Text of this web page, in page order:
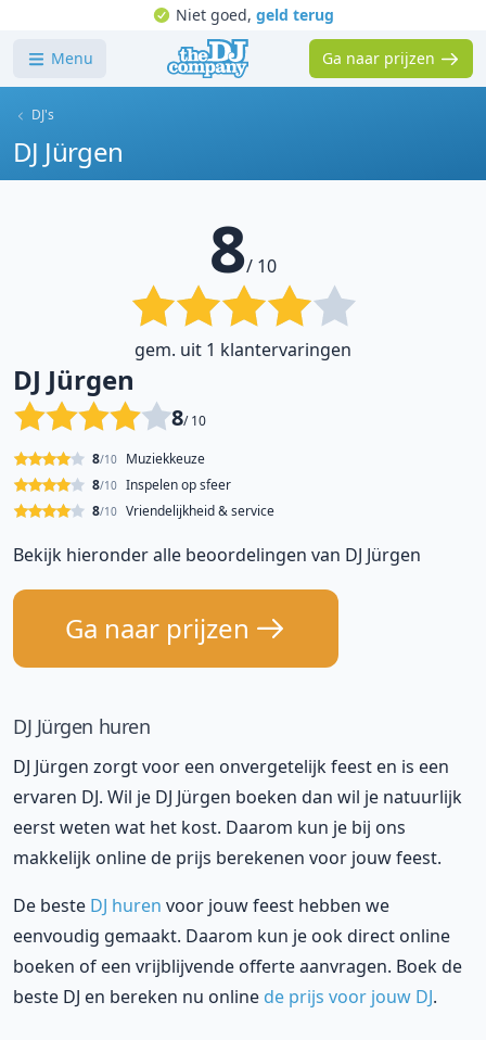
Niet goed, geld terug
Menu Ga naar prijzen
DJ's
DJ Jürgen
8/ 10
gem. uit 1 klantervaringen
DJ Jürgen
8/ 10
Muziekkeuze
8/10
Inspelen op sfeer
8/10
Vriendelijkheid & service
8/10
Bekijk hieronder alle beoordelingen van DJ Jürgen
Ga naar prijzen
DJ Jürgen huren
DJ Jürgen zorgt voor een onvergetelijk feest en is een
ervaren DJ. Wil je DJ Jürgen boeken dan wil je natuurlijk
eerst weten wat het kost. Daarom kun je bij ons
makkelijk online de prijs berekenen voor jouw feest.
De beste DJ huren voor jouw feest hebben we
eenvoudig gemaakt. Daarom kun je ook direct online
boeken of een vrijblijvende offerte aanvragen. Boek de
beste DJ en bereken nu online de prijs voor jouw DJ.